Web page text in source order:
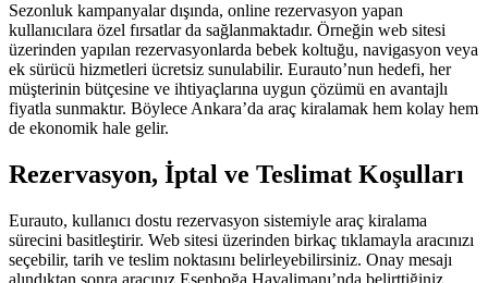
Sezonluk kampanyalar dışında, online rezervasyon yapan
kullanıcılara özel fırsatlar da sağlanmaktadır. Örneğin web sitesi
üzerinden yapılan rezervasyonlarda bebek koltuğu, navigasyon veya
ek sürücü hizmetleri ücretsiz sunulabilir. Eurauto’nun hedefi, her
müşterinin bütçesine ve ihtiyaçlarına uygun çözümü en avantajlı
fiyatla sunmaktır. Böylece Ankara’da araç kiralamak hem kolay hem
de ekonomik hale gelir.
Rezervasyon, İptal ve Teslimat Koşulları
Eurauto, kullanıcı dostu rezervasyon sistemiyle araç kiralama
sürecini basitleştirir. Web sitesi üzerinden birkaç tıklamayla aracınızı
seçebilir, tarih ve teslim noktasını belirleyebilirsiniz. Onay mesajı